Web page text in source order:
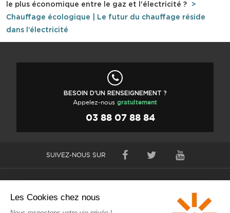
le plus économique entre le gaz et l'électricité ?
Chauffage écologique | Le futur du chauffage réside
dans l’électricité
BESOIN D'UN RENSEIGNEMENT ?
Appelez-nous gratuitement
03 88 07 88 84
SUIVEZ-NOUS SUR